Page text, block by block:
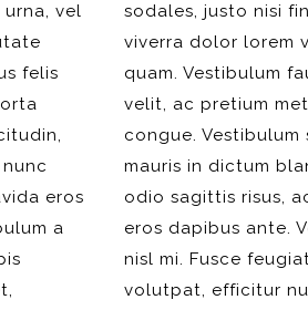
vel
felis
eros
a
sodales, justo nisi
viverra dolor lorem
quam. Vestibulum
velit, ac pretium
congue. Vestibulum
mauris in dictum
odio sagittis risus,
eros dapibus ante.
nisl mi. Fusce
volutpat, efficitur